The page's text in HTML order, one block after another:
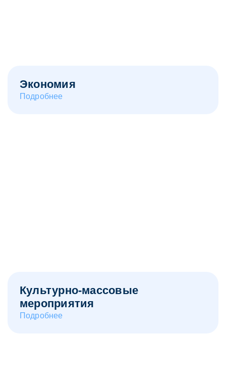
Экономия
Подробнее
Культурно-массовые
мероприятия
Подробнее